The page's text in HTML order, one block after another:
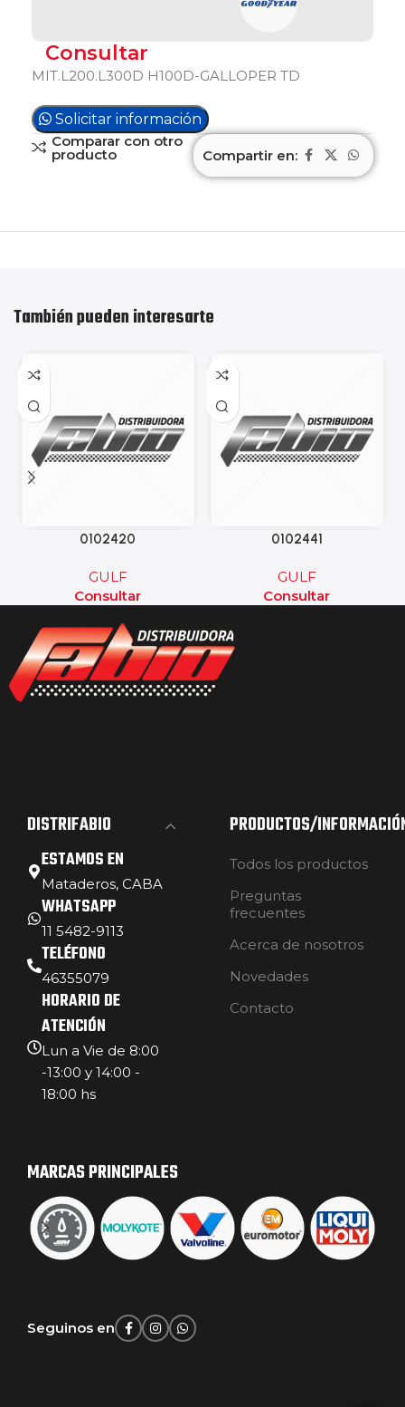
Consultar
MIT.L200.L300D H100D-GALLOPER TD
Solicitar información
Comparar con otro
producto Compartir en:
También pueden interesarte
0102420
GULF
Consultar
0102441
GULF
Consultar
DISTRIFABIO
ESTAMOS EN
Mataderos, CABA
WHATSAPP
11 5482-9113
TELÉFONO
46355079
HORARIO DE
ATENCIÓN
Lun a Vie de 8:00
-13:00 y 14:00 -
18:00 hs
PRODUCTOS/
Todos los productos
Preguntas
frecuentes
Acerca de nosotros
Novedades
Contacto
MARCAS PRINCIPALES
Seguinos en